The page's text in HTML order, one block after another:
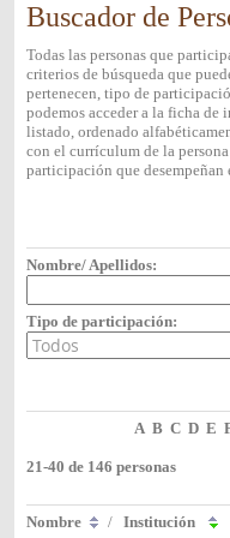
Buscador de
Todas las personas que
criterios de búsqueda que
pertenecen, tipo de
podemos acceder a la ficha de
listado, ordenado
con el currículum de la
participación que
Nombre/ Apellidos:
Tipo de participación:
A B C D E
21-40 de 146 personas
Nombre / Institución